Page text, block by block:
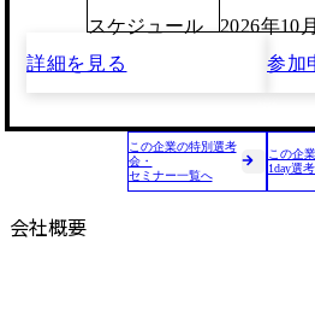
スケジュール
2026年10
詳細を見る
参加
この企業の特別選考
会・
セミナー一覧へ
この企
1day選
会社概要